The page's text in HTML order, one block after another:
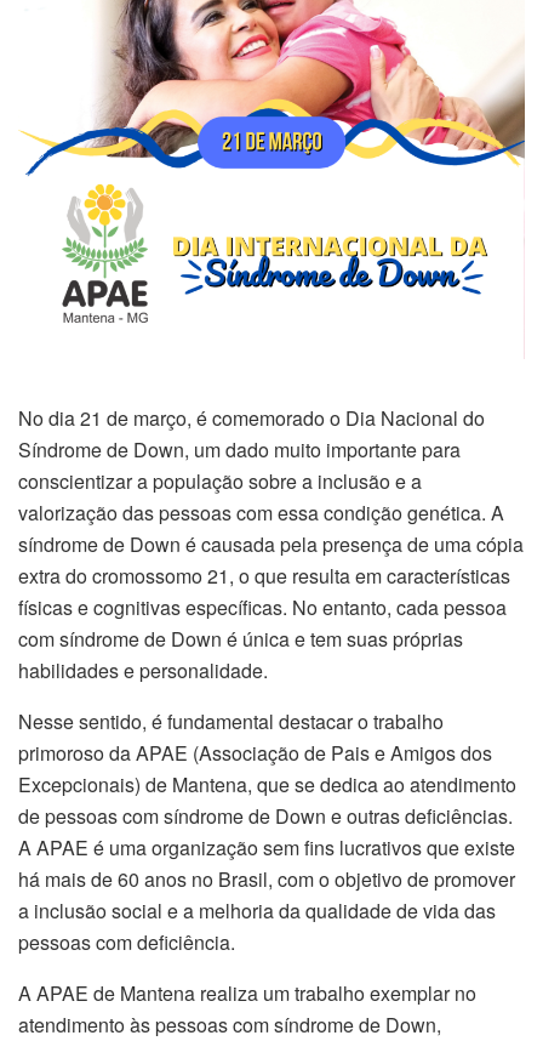
No dia 21 de março, é comemorado o Dia Nacional do
Síndrome de Down, um dado muito importante para
conscientizar a população sobre a inclusão e a
valorização das pessoas com essa condição genética. A
síndrome de Down é causada pela presença de uma cópia
extra do cromossomo 21, o que resulta em características
físicas e cognitivas específicas. No entanto, cada pessoa
com síndrome de Down é única e tem suas próprias
habilidades e personalidade.
Nesse sentido, é fundamental destacar o trabalho
primoroso da APAE (Associação de Pais e Amigos dos
Excepcionais) de Mantena, que se dedica ao atendimento
de pessoas com síndrome de Down e outras deficiências.
A APAE é uma organização sem fins lucrativos que existe
há mais de 60 anos no Brasil, com o objetivo de promover
a inclusão social e a melhoria da qualidade de vida das
pessoas com deficiência.
A APAE de Mantena realiza um trabalho exemplar no
atendimento às pessoas com síndrome de Down,